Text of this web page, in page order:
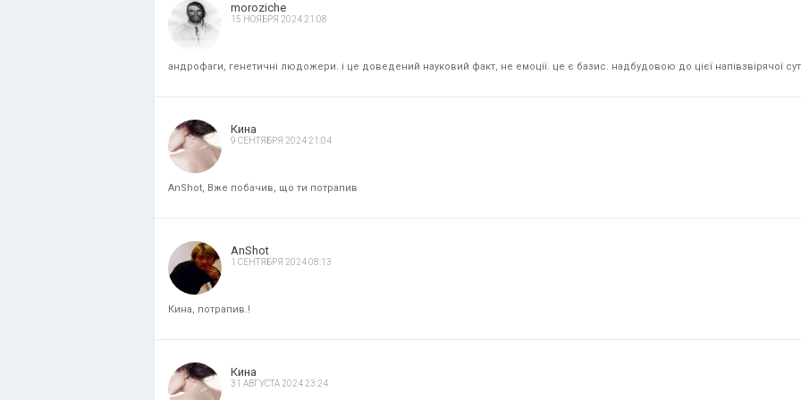
moroziche
15 НОЯБРЯ 2024 21:08
андрофаги, генетичні людожери. і це доведений науковий факт, не емоції. це є базис. надбудовою до цієї напівзвірячої
Кина
9 СЕНТЯБРЯ 2024 21:04
AnShot, Вже побачив, що ти потрапив
AnShot
1 СЕНТЯБРЯ 2024 08:13
Кина, потрапив.!
Кина
31 АВГУСТА 2024 23:24